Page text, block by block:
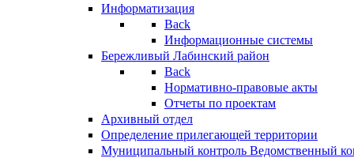
Информатизация
Back
Информационные системы
Бережливый Лабинский район
Back
Нормативно-правовые акты
Отчеты по проектам
Архивный отдел
Определение прилегающей территории
Муниципальный контроль Ведомственный